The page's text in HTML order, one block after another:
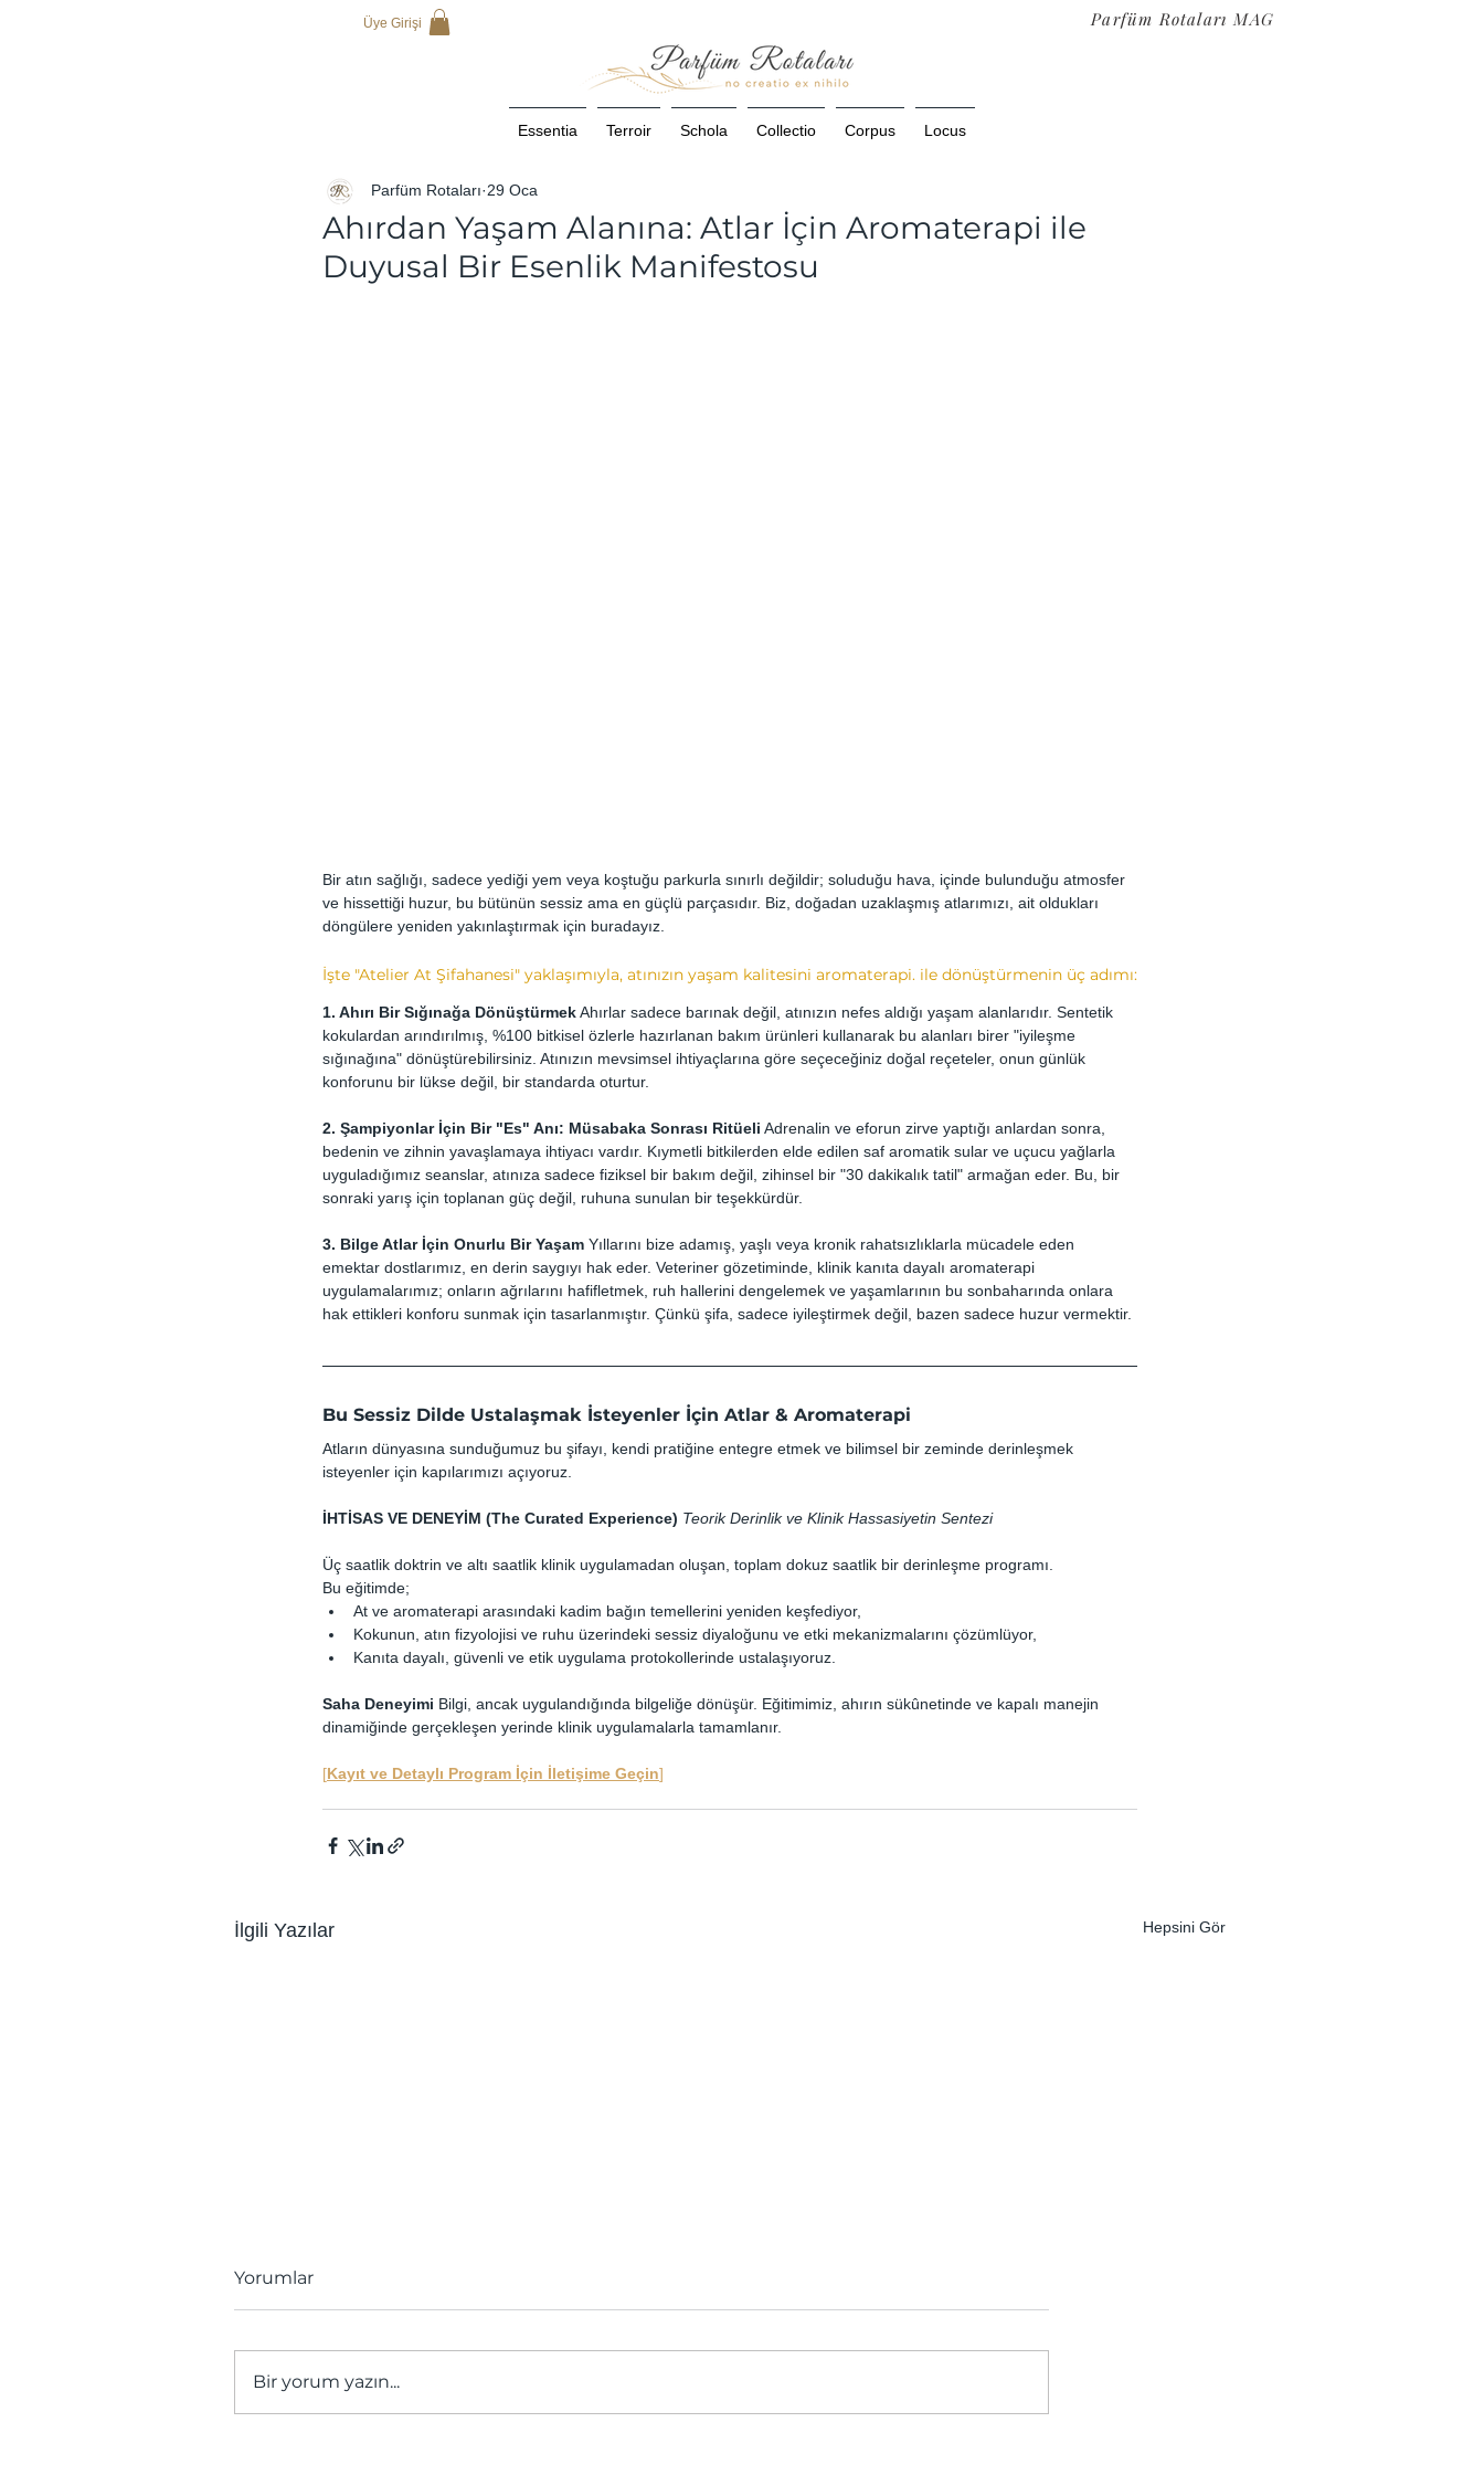
Üye Girişi Parfüm Rotaları MAG
Essentia Terroir Schola Collectio Corpus Locus
Ahırdan Yaşam Alanına: Atlar İçin Aromaterapi ile
Duyusal Bir Esenlik Manifestosu
Parfüm Rotaları 29 Oca
Bir atın sağlığı, sadece yediği yem veya koştuğu parkurla sınırlı değildir; soluduğu hava, içinde bulunduğu atmosfer
ve hissettiği huzur, bu bütünün sessiz ama en güçlü parçasıdır. Biz, doğadan uzaklaşmış atlarımızı, ait oldukları
döngülere yeniden yakınlaştırmak için buradayız.
İşte "Atelier At Şifahanesi" yaklaşımıyla, atınızın yaşam kalitesini aromaterapi. ile dönüştürmenin üç adımı:
1. Ahırı Bir Sığınağa Dönüştürmek Ahırlar sadece barınak değil, atınızın nefes aldığı yaşam alanlarıdır. Sentetik
kokulardan arındırılmış, %100 bitkisel özlerle hazırlanan bakım ürünleri kullanarak bu alanları birer "iyileşme
sığınağına" dönüştürebilirsiniz. Atınızın mevsimsel ihtiyaçlarına göre seçeceğiniz doğal reçeteler, onun günlük
konforunu bir lükse değil, bir standarda oturtur.
2. Şampiyonlar İçin Bir "Es" Anı: Müsabaka Sonrası Ritüeli Adrenalin ve eforun zirve yaptığı anlardan sonra,
bedenin ve zihnin yavaşlamaya ihtiyacı vardır. Kıymetli bitkilerden elde edilen saf aromatik sular ve uçucu yağlarla
uyguladığımız seanslar, atınıza sadece fiziksel bir bakım değil, zihinsel bir "30 dakikalık tatil" armağan eder. Bu, bir
sonraki yarış için toplanan güç değil, ruhuna sunulan bir teşekkürdür.
3. Bilge Atlar İçin Onurlu Bir Yaşam Yıllarını bize adamış, yaşlı veya kronik rahatsızlıklarla mücadele eden
emektar dostlarımız, en derin saygıyı hak eder. Veteriner gözetiminde, klinik kanıta dayalı aromaterapi
uygulamalarımız; onların ağrılarını hafifletmek, ruh hallerini dengelemek ve yaşamlarının bu sonbaharında onlara
hak ettikleri konforu sunmak için tasarlanmıştır. Çünkü şifa, sadece iyileştirmek değil, bazen sadece huzur vermektir.
Bu Sessiz Dilde Ustalaşmak İsteyenler İçin Atlar & Aromaterapi
Atların dünyasına sunduğumuz bu şifayı, kendi pratiğine entegre etmek ve bilimsel bir zeminde derinleşmek
isteyenler için kapılarımızı açıyoruz.
İHTİSAS VE DENEYİM (The Curated Experience) Teorik Derinlik ve Klinik Hassasiyetin Sentezi
Üç saatlik doktrin ve altı saatlik klinik uygulamadan oluşan, toplam dokuz saatlik bir derinleşme programı.
Bu eğitimde;
At ve aromaterapi arasındaki kadim bağın temellerini yeniden keşfediyor,
Kokunun, atın fizyolojisi ve ruhu üzerindeki sessiz diyaloğunu ve etki mekanizmalarını çözümlüyor,
Kanıta dayalı, güvenli ve etik uygulama protokollerinde ustalaşıyoruz.
Saha Deneyimi Bilgi, ancak uygulandığında bilgeliğe dönüşür. Eğitimimiz, ahırın sükûnetinde ve kapalı manejin
dinamiğinde gerçekleşen yerinde klinik uygulamalarla tamamlanır.
[Kayıt ve Detaylı Program İçin İletişime Geçin]
İlgili Yazılar Hepsini Gör
Yorumlar
Bir yorum yazın...